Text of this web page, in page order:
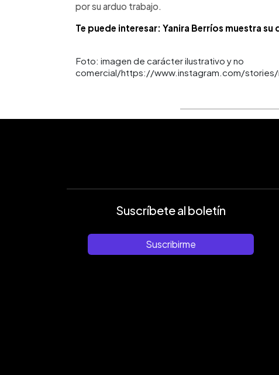
por su arduo trabajo.
Te puede interesar: Yanira Berríos muestra su
Foto: imagen de carácter ilustrativo y no
comercial/https://www.instagram.com/stories/
Suscríbete al boletín
Suscribirme